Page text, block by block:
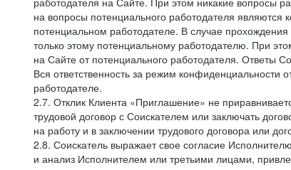
на вопросы потенциального работодателя
потенциальном работодателе. В случае
только этому потенциальному работодателю. При
на Сайте от потенциального работодателя. Ответы
Вся ответственность за режим конфиденциальности
работодателе.
2.7. Отклик Клиента «Приглашение» не
трудовой договор с Соискателем или заключать
на работу и в заключении трудового договора или
2.8. Соискатель выражает свое согласие
и анализ Исполнителем или третьими лицами,